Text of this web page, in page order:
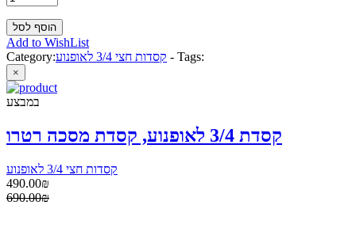
Add to WishList
Category:
קסדות חצי 3/4 לאופנוע - Tags:
×
במבצע
קסדת 3/4 לאופנוע, קסדת מסכה רטרו
קסדות חצי 3/4 לאופנוע
490.00₪
690.00₪